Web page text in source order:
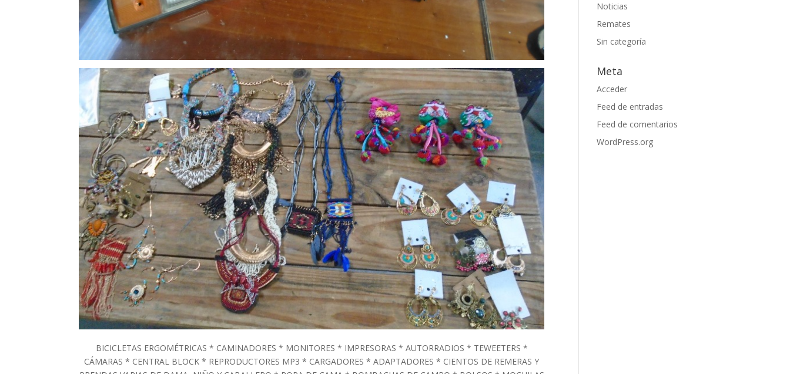
BICICLETAS ERGOMÉTRICAS * CAMINADORES * MONITORES * IMPRESORAS * AUTORRADIOS * TEWEETERS *
CÁMARAS * CENTRAL BLOCK * REPRODUCTORES MP3 * CARGADORES * ADAPTADORES * CIENTOS DE REMERAS Y
Noticias
Remates
Sin categoría
Meta
Acceder
Feed de entradas
Feed de comentarios
WordPress.org